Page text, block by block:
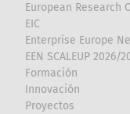
European Research
EIC
Enterprise Europe
EEN SCALEUP 2026/
Formación
Innovación
Proyectos